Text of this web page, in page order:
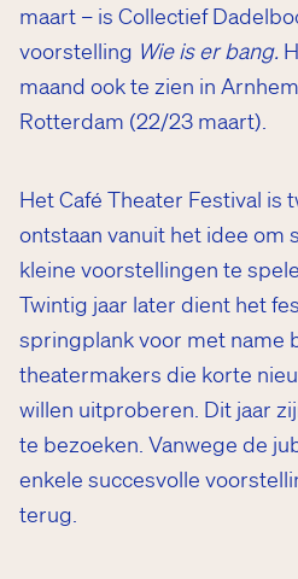
maart – is Collectief
voorstelling Wie is er bang.
maand ook te zien in
Rotterdam (22/23 maart).
Het Café Theater Festival is
ontstaan vanuit het idee om
kleine voorstellingen te
Twintig jaar later dient het
springplank voor met name
theatermakers die korte
willen uitproberen. Dit jaar
te bezoeken. Vanwege de
enkele succesvolle
terug.